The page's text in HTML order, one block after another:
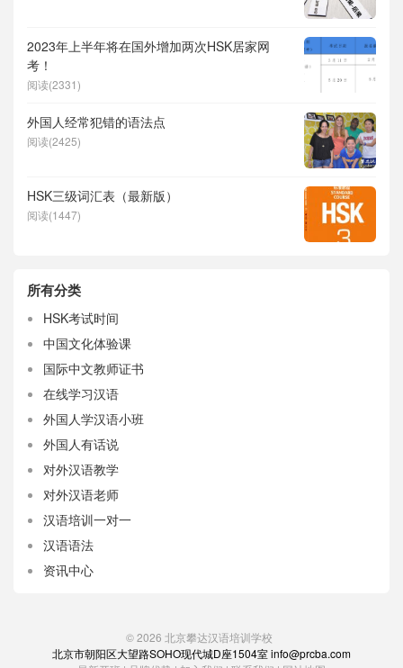
2023年上半年将在国外增加两次HSK居家网
考！
阅读(2331)
外国人经常犯错的语法点
阅读(2425)
HSK三级词汇表（最新版）
阅读(1447)
所有分类
HSK考试时间
中国文化体验课
国际中文教师证书
在线学习汉语
外国人学汉语小班
外国人有话说
对外汉语教学
对外汉语老师
汉语培训一对一
汉语语法
资讯中心
© 2026 北京攀达汉语培训学校
北京市朝阳区大望路SOHO现代城D座1504室 info@prcba.com